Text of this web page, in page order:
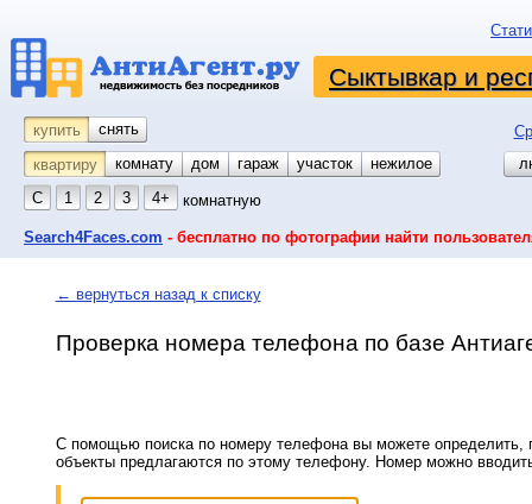
Сыктывкар и
купить снять
квартиру
комнату койко-место
дом гараж участок
нежилое
С
1 2 3 4+ комнатную
Search4Faces.com - бесплатно по фотографии найти
← вернуться назад к списку
Проверка номера телефона по базе
С помощью поиска по номеру телефона вы можете определить,
объекты предлагаются по этому телефону. Номер можно